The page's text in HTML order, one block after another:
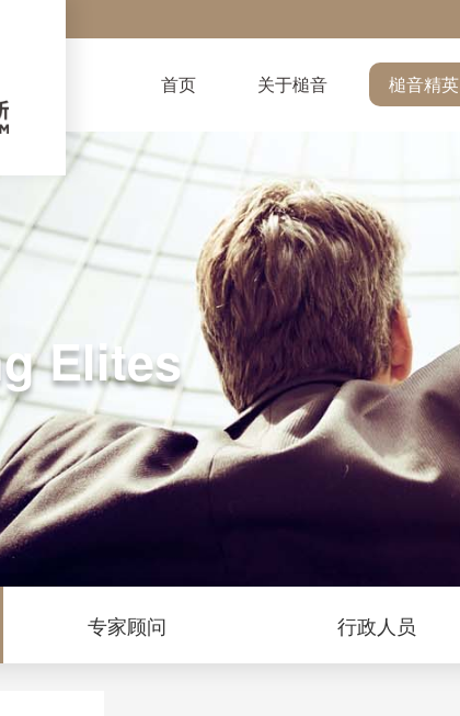
首页 关于槌音 槌音精英
Elites
专家顾问 行政人员